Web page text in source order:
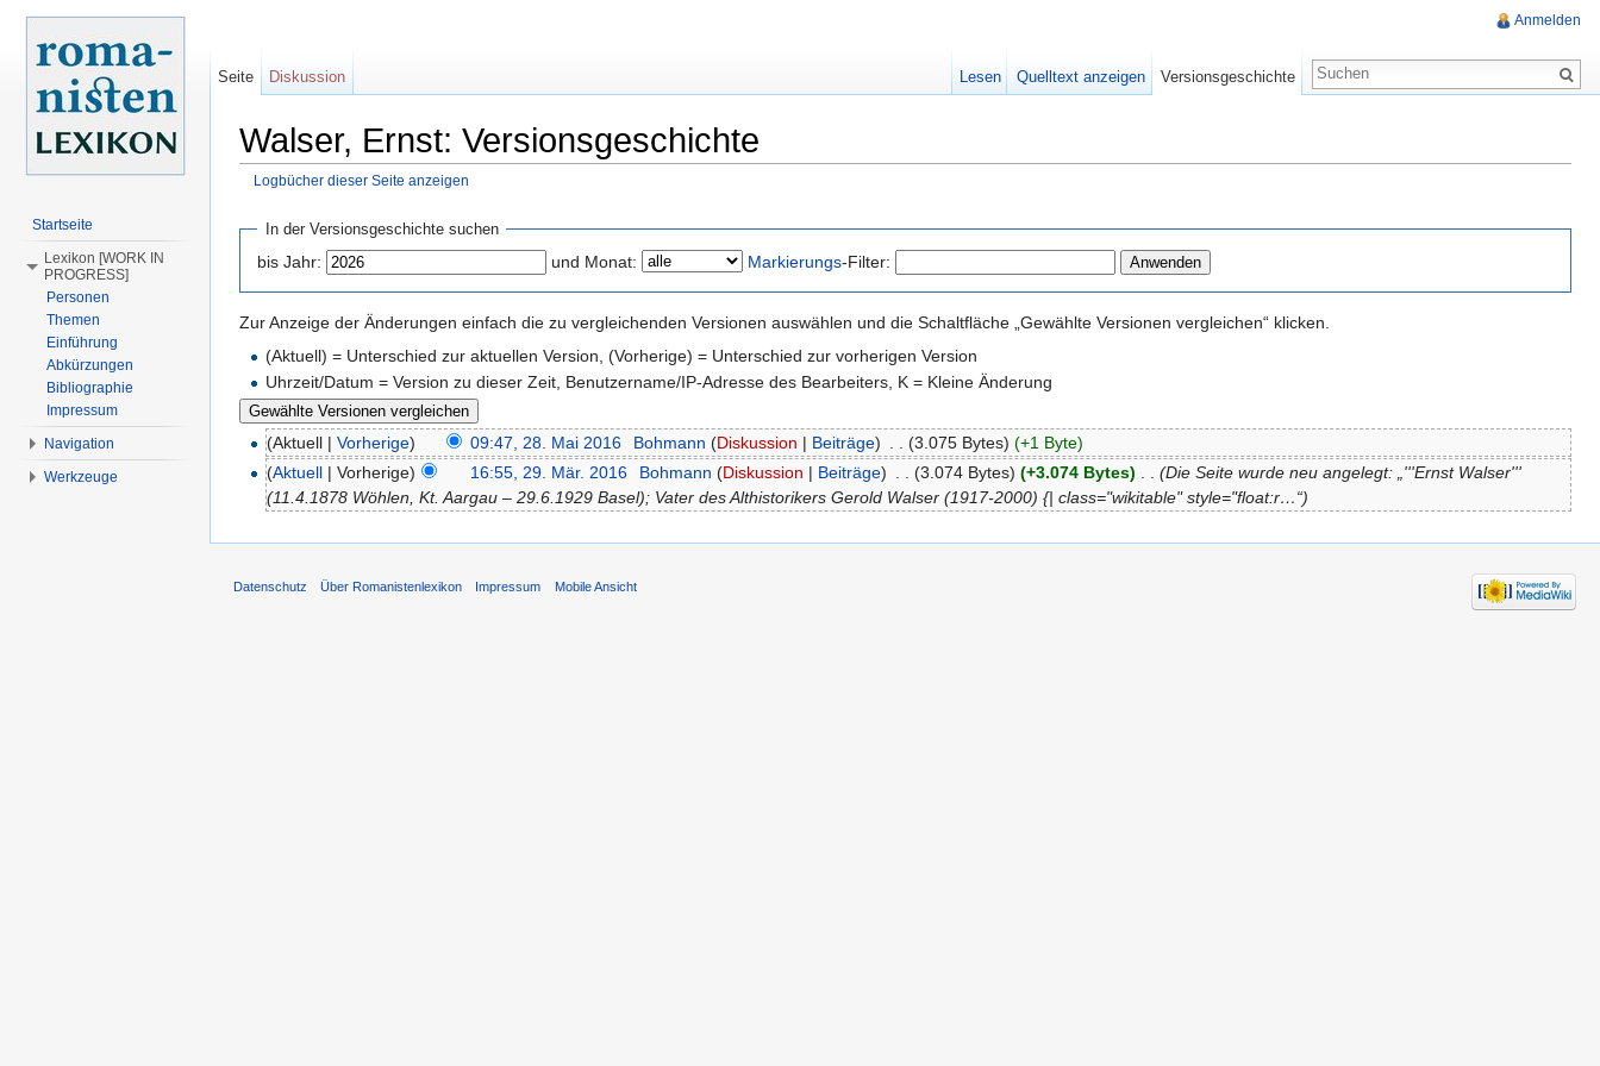
Walser, Ernst: Versionsgeschichte
Logbücher dieser Seite anzeigen
In der Versionsgeschichte suchen
bis Jahr: und Monat: Markierungs-Filter:
Zur Anzeige der Änderungen einfach die zu vergleichenden Versionen auswählen und die Schaltfläche „Gewählte Versionen vergleichen“ klicken.
(Aktuell) = Unterschied zur aktuellen Version, (Vorherige) = Unterschied zur vorherigen Version
Uhrzeit/Datum = Version zu dieser Zeit, Benutzername/IP-Adresse des Bearbeiters, K = Kleine Änderung
(Aktuell |Vorherige) 09:47, 28. Mai 2016 Bohmann (Diskussion | Beiträge) (3.075 Bytes) (+1 Byte)
(Aktuell | Vorherige) 16:55, 29. Mär. 2016 Bohmann (Diskussion | Beiträge) . . (3.074 Bytes) (+3.074 Bytes) . . (Die Seite wurde neu angelegt: „'''Ernst Walser'''
(11.4.1878 Wöhlen, Kt. Aargau – 29.6.1929 Basel); Vater des Althistorikers Gerold Walser (1917-2000) {| class="wikitable" style="float:r…“)
Anmelden
Seite Diskussion Lesen Quelltext anzeigen Versionsgeschichte
Startseite
Lexikon [WORK IN
PROGRESS]
Personen
Themen
Einführung
Abkürzungen
Bibliographie
Impressum
Navigation
Werkzeuge
Datenschutz Über Romanistenlexikon Impressum Mobile Ansicht